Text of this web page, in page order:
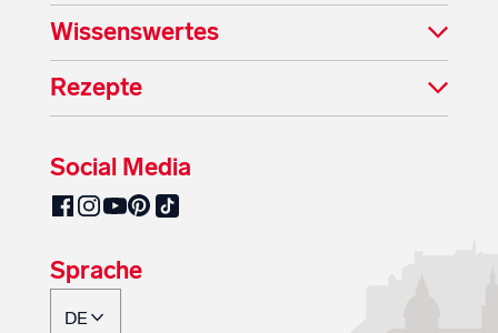
Wissenswertes
Rezepte
Social Media
SalzburgMilch auf Facebook
SalzburgMilch auf Instagram
SalzburgMilch auf YouTube
SalzburgMilch auf Pinterest
SalzburgMilch auf TikTok
Sprache